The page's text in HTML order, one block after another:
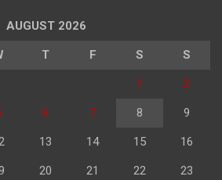
AUGUST 2026
T F S S
1 2
6 7 8 9
13 14 15 16
20 21 22 23